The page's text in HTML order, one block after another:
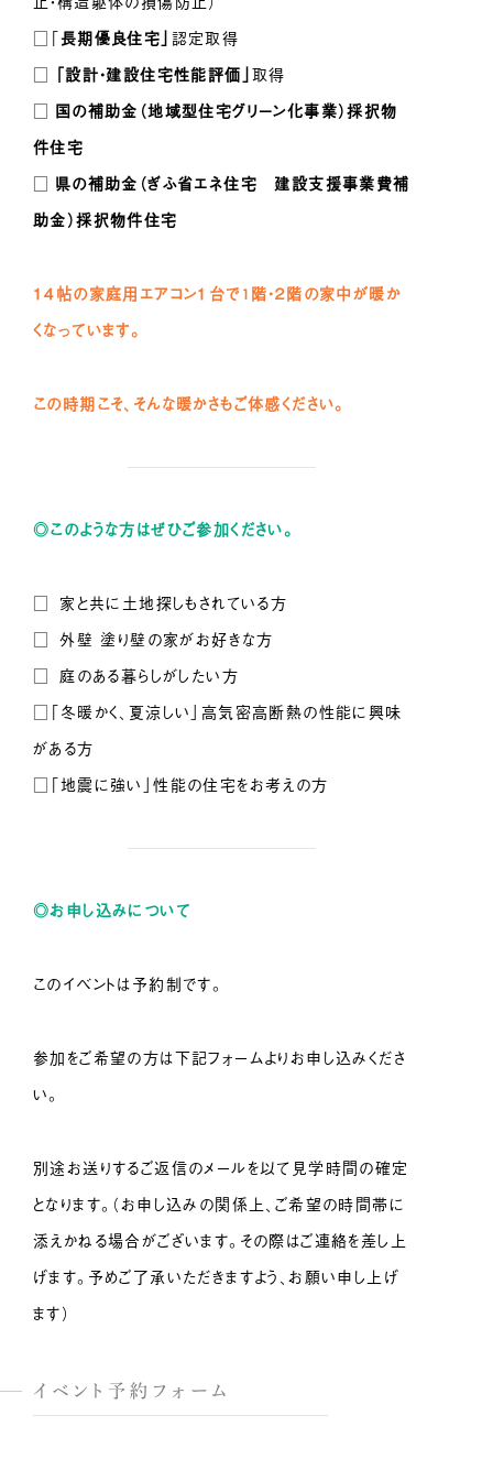
□「長期優良住宅」 認定取得
□
「設計・建設住宅性能評価」取得
□ 国の補助金（地域型住宅グリーン化事業）採択物
件住宅
□ 県の補助金（ぎふ省エネ住宅 建設支援事業費補
助金）採択物件住宅
１４帖の家庭用エアコン１台で1階・２階の家中が暖か
くなっています。
この時期こそ、そんな暖かさもご体感ください。
◎このような方はぜひご参加ください。
□ 家と共に土地探しもされている方
□ 外壁塗り壁の家がお好きな方
□ 庭のある暮らしがしたい方
□「冬暖かく、夏涼しい」高気密高断熱の性能に興味
がある方
□「地震に強い」性能の住宅をお考えの方
◎お申し込みについて
このイベントは予約制です。
参加をご希望の方は下記フォームよりお申し込みくださ
い。
別途お送りするご返信のメールを以て見学時間の確定
となります。（お申し込みの関係上、ご希望の時間帯に
添えかねる場合がございます。その際はご連絡を差し上
げます。予めご了承いただきますよう、お願い申し上げ
ます）
イベント予約フォーム